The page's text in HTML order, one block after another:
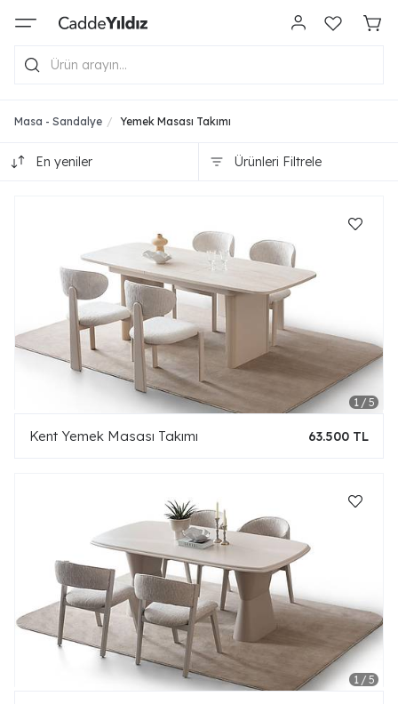
Masa - Sandalye Yemek Masası Takımı
En yeniler Ürünleri Filtrele
Kent Yemek Masası Takımı 63.500 TL